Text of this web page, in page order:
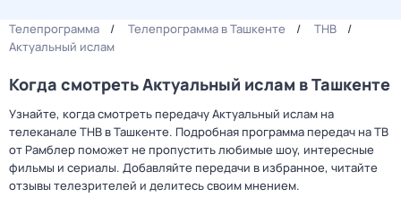
Телепрограмма Телепрограмма в Ташкенте
ТНВ
Актуальный ислам
Когда смотреть Актуальный ислам в Ташкенте
Узнайте, когда смотреть передачу Актуальный ислам на
телеканале ТНВ в Ташкенте. Подробная программа передач на ТВ
от Рамблер поможет не пропустить любимые шоу, интересные
фильмы и сериалы. Добавляйте передачи в избранное, читайте
отзывы телезрителей и делитесь своим мнением.